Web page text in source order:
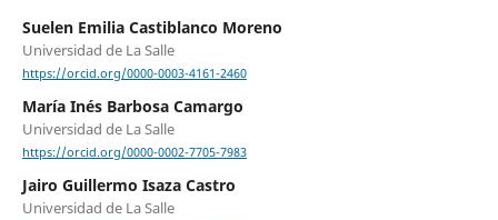
Suelen Emilia Castiblanco Moreno
Universidad de La Salle
https://orcid.org/0000-0003-4161-2460
María Inés Barbosa Camargo
Universidad de La Salle
https://orcid.org/0000-0002-7705-7983
Jairo Guillermo Isaza Castro
Universidad de La Salle